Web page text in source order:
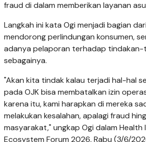
fraud di dalam memberikan layanan
Langkah ini kata Ogi menjadi bagian
mendorong perlindungan konsumen,
adanya pelaporan terhadap tindakan-
sebagainya.
"Akan kita tindak kalau terjadi hal-hal
pada OJK bisa membatalkan izin
karena itu, kami harapkan di mereka
melakukan kesalahan, apalagi fraud
masyarakat," ungkap Ogi dalam Health
Ecosystem Forum 2026, Rabu (3/6/